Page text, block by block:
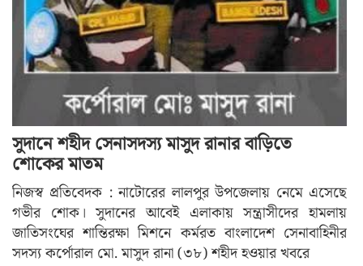
সুদানে শহীদ সেনাসদস্য মাসুদ রানার বাড়িতে
শোকের মাতম
নিজস্ব প্রতিবেদক : নাটোরের লালপুর উপজেলায় নেমে এসেছে
গভীর শোক। সুদানের আবেই এলাকায় সন্ত্রাসীদের হামলায়
জাতিসংঘের শান্তিরক্ষা মিশনে কর্মরত বাংলাদেশ সেনাবাহিনীর
সদস্য কর্পোরাল মো. মাসুদ রানা (৩৮) শহীদ হওয়ার খবরে